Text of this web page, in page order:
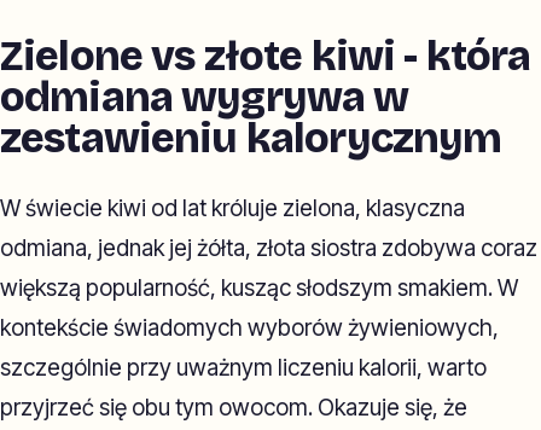
Zielone vs złote kiwi - która
odmiana wygrywa w
zestawieniu kalorycznym
W świecie kiwi od lat króluje zielona, klasyczna
odmiana, jednak jej żółta, złota siostra zdobywa coraz
większą popularność, kusząc słodszym smakiem. W
kontekście świadomych wyborów żywieniowych,
szczególnie przy uważnym liczeniu kalorii, warto
przyjrzeć się obu tym owocom. Okazuje się, że